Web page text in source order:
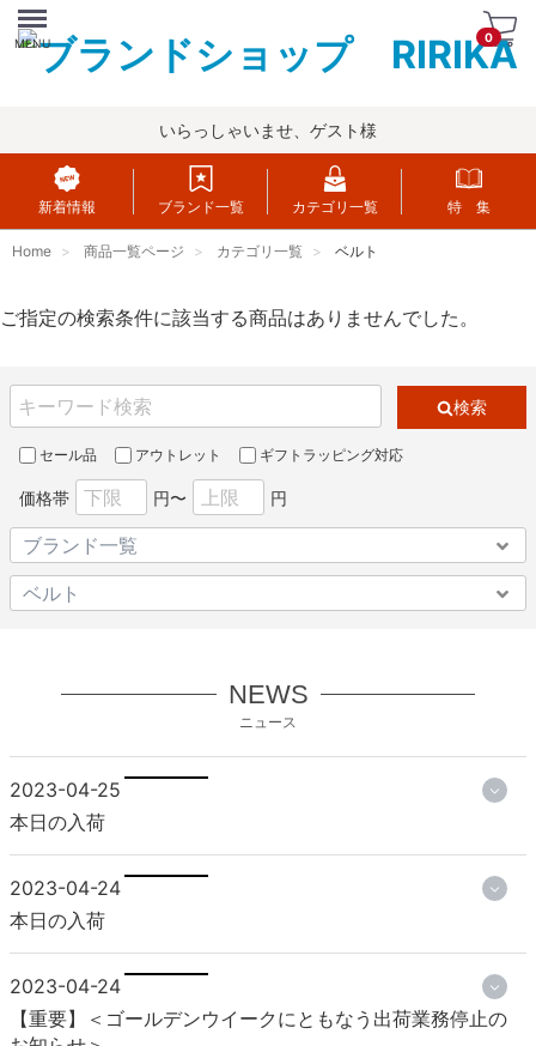
Menu
MENU 0
いらっしゃいませ、ゲスト様
新着情報 ブランド一覧 カテゴリ一覧 特 集
Home 商品一覧ページ カテゴリ一覧 ベルト
ご指定の検索条件に該当する商品はありませんでした。
検索
セール品 アウトレット ギフトラッピング対応
価格帯 円〜 円
NEWS
ニュース
2023-04-25
本日の入荷
2023-04-24
本日の入荷
2023-04-24
【重要】＜ゴールデンウイークにともなう出荷業務停止の